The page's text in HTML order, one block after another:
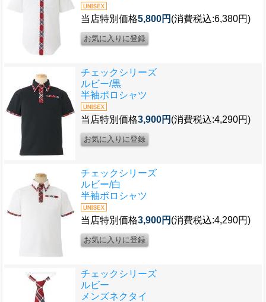
当店特別価格5,800円 (消費税込:6,380円)
チェックシリーズ
ルビー/黒
半袖ポロシャツ
当店特別価格3,900円 (消費税込:4,290円)
チェックシリーズ
ルビー/白
半袖ポロシャツ
当店特別価格3,900円 (消費税込:4,290円)
チェックシリーズ
ルビー
メンズネクタイ